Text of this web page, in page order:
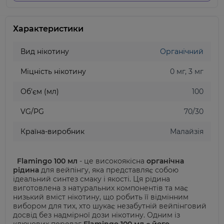
Характеристики
Вид нікотину Органічний
Міцність нікотину 0 мг, 3 мг
Об'єм (мл) 100
VG/PG 70/30
Країна-виробник Малайзія
Flamingo 100 мл - це високоякісна органічна
рідина для вейпінгу, яка представляє собою
ідеальний синтез смаку і якості. Ця рідина
виготовлена з натуральних компонентів та має
низький вміст нікотину, що робить її відмінним
вибором для тих, хто шукає незабутній вейпінговий
досвід без надмірної дози нікотину. Одним із